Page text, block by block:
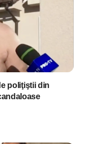
poliţiştii din